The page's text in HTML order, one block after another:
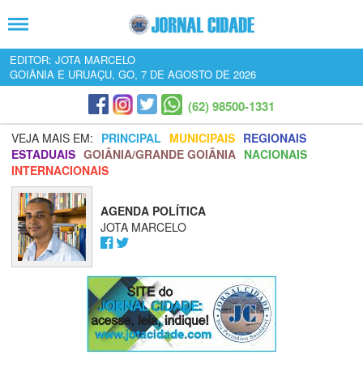
EDITOR: JOTA MARCELO
GOIÂNIA E URUAÇU, GO, 7 DE AGOSTO DE 2026
(62) 98500-1331
VEJA MAIS EM: PRINCIPAL MUNICIPAIS REGIONAIS
ESTADUAIS GOIÂNIA/GRANDE GOIÂNIA NACIONAIS
INTERNACIONAIS
AGENDA POLÍTICA
JOTA MARCELO